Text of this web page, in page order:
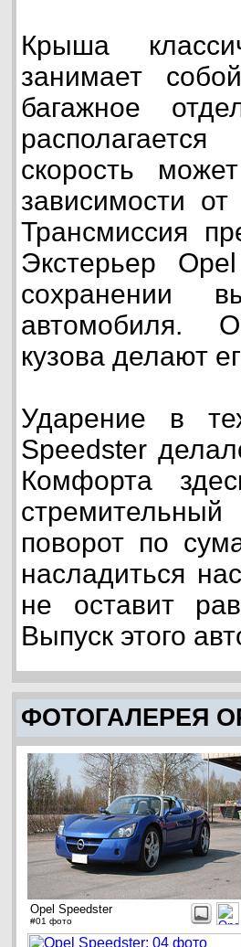
Крыша
занимает
багажное
скорость
зависимости от
Трансмиссия
Экстерьер
сохранении
автомобиля.
кузова делают
Ударение в
Speedster
Комфорта
поворот по
насладиться
не оставит
Выпуск этого
ФОТОГАЛЕРЕЯ
Opel Speedster
#01 фото